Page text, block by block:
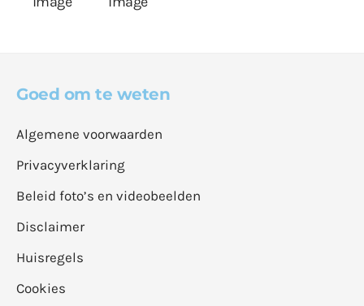
Goed om te weten
Algemene voorwaarden
Privacyverklaring
Beleid foto’s en videobeelden
Disclaimer
Huisregels
Cookies